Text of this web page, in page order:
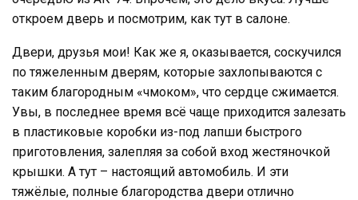
откроем дверь и посмотрим, как тут в салоне.
Двери, друзья мои! Как же я, оказывается, соскучился
по тяжеленным дверям, которые захлопываются с
таким благородным «чмоком», что сердце сжимается.
Увы, в последнее время всё чаще приходится залезать
в пластиковые коробки из-под лапши быстрого
приготовления, залепляя за собой вход жестяночкой
крышки. А тут – настоящий автомобиль. И эти
тяжёлые, полные благородства двери отлично